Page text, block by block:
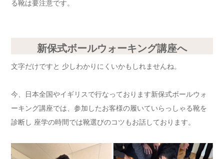
る靴は要注意です。
新保式ボールウォーキング講座へ
文字だけですと 少しわかりにくいかもしれませんね。
今、日本全国やイギリスで行なっております新保式ボールウォ
ーキング講座では、参加したお客様の履いていらっしゃる靴を
診断し 座学の時間では靴選びのコツもお話しております。